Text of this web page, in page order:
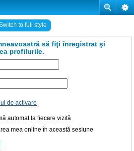
to full style
să fiţi înregistrat şi
profilurile.
de activare
automat la fiecare vizită
mea online în această sesiune